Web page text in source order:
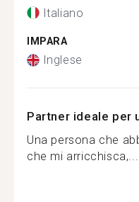
Italiano
IMPARA
Inglese
Partner ideale per
Una persona che
che mi arricchisca,...